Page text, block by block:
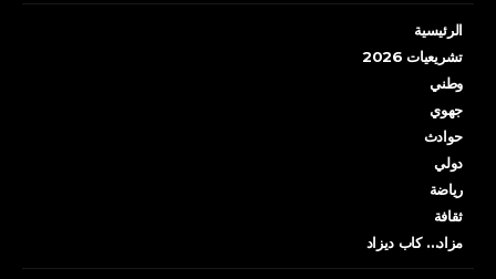
الرئيسية
تشريعيات 2026
وطني
جهوي
حوادث
دولي
رياضة
ثقافة
مزاد… كاب ديزاد